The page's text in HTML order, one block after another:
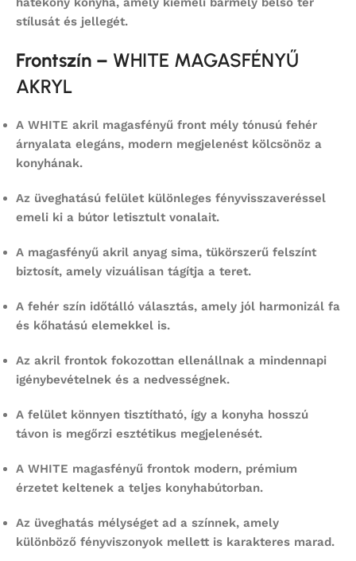
stílusát és jellegét.
Frontszín – WHITE MAGASFÉNYŰ
AKRYL
A WHITE akril magasfényű front mély tónusú fehér
árnyalata elegáns, modern megjelenést kölcsönöz a
konyhának.
Az üveghatású felület különleges fényvisszaveréssel
emeli ki a bútor letisztult vonalait.
A magasfényű akril anyag sima, tükörszerű felszínt
biztosít, amely vizuálisan tágítja a teret.
A fehér szín időtálló választás, amely jól harmonizál fa
és kőhatású elemekkel is.
Az akril frontok fokozottan ellenállnak a mindennapi
igénybevételnek és a nedvességnek.
A felület könnyen tisztítható, így a konyha hosszú
távon is megőrzi esztétikus megjelenését.
A WHITE magasfényű frontok modern, prémium
érzetet keltenek a teljes konyhabútorban.
Az üveghatás mélységet ad a színnek, amely
különböző fényviszonyok mellett is karakteres marad.